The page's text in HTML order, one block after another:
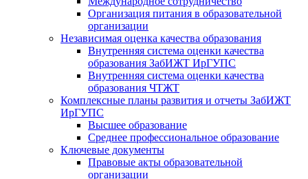
Организация питания в образовательной
организации
Независимая оценка качества образования
Внутренняя система оценки качества
образования ЗабИЖТ ИрГУПС
Внутренняя система оценки качества
образования ЧТЖТ
Комплексные планы развития и отчеты ЗабИЖТ
ИрГУПС
Высшее образование
Среднее профессиональное образование
Ключевые документы
Правовые акты образовательной
организации